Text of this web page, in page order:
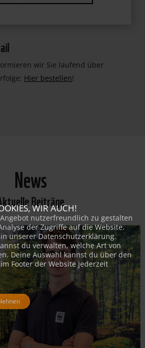
wir Sie laufend über
Hier bestellen!
News
Beiträge
WIR AUCH!
nutzerfreundlich zu gestalten
der Zugriffe auf die Website.
unserer Datenschutzerklärung.
du verwalten, welche Art von
Deine Auswahl kannst du über den
Footer der Website jederzeit